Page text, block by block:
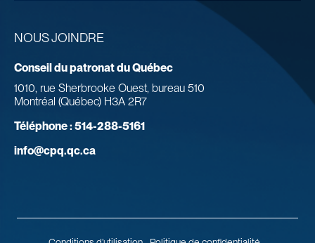
NOUS JOINDRE
Conseil du patronat du Québec
1010, rue Sherbrooke Ouest, bureau 510
Montréal (Québec) H3A 2R7
Téléphone :514-288-5161
info@cpq.qc.ca